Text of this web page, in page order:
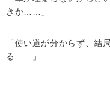
きか……」
「使い道が分からず、結
る……」